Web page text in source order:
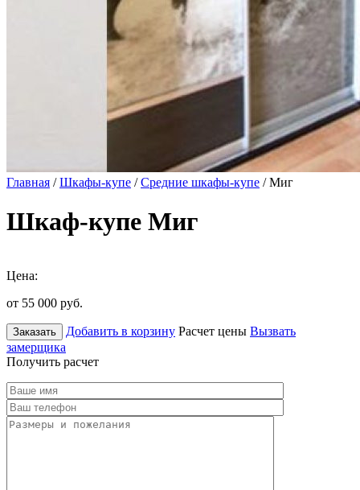
Главная /Шкафы-купе /Средние шкафы-купе / Миг
Шкаф-купе Миг
Цена:
от 55 000 руб.
Заказать Добавить в корзину Расчет цены Вызвать
замерщика
Получить расчет